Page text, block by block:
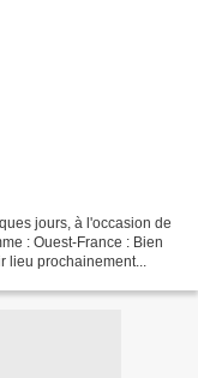
jours, à l'occasion de
: Ouest-France : Bien
prochainement...